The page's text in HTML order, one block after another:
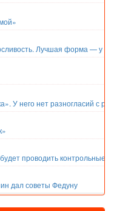
Лучшая форма — у
У него нет разногласий с
проводить контрольные
дал советы Федуну